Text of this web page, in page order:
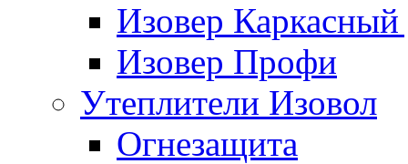
Изовер
Изовер Профи
Утеплители Изовол
Огнезащита